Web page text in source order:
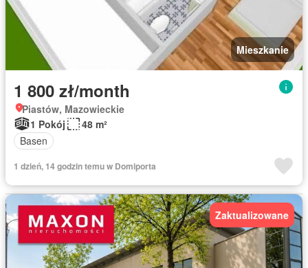
Mieszkanie
1 800 zł/month
Piastów, Mazowieckie
1 Pokój
48 m²
Basen
1 dzień, 14 godzin temu w Domiporta
Zaktualizowane